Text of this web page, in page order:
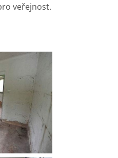
veřejnost.